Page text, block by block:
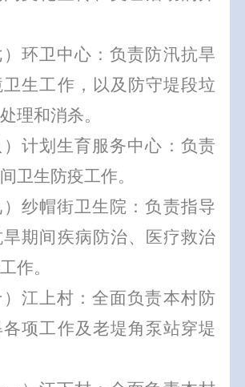
）环卫中心：负责防汛抗旱
生工作，以及防守堤段垃
理和消杀。
）计划生育服务中心：负责
卫生防疫工作。
）纱帽街卫生院：负责指导
期间疾病防治、医疗救治
作。
）江上村：全面负责本村防
项工作及老堤角泵站穿堤